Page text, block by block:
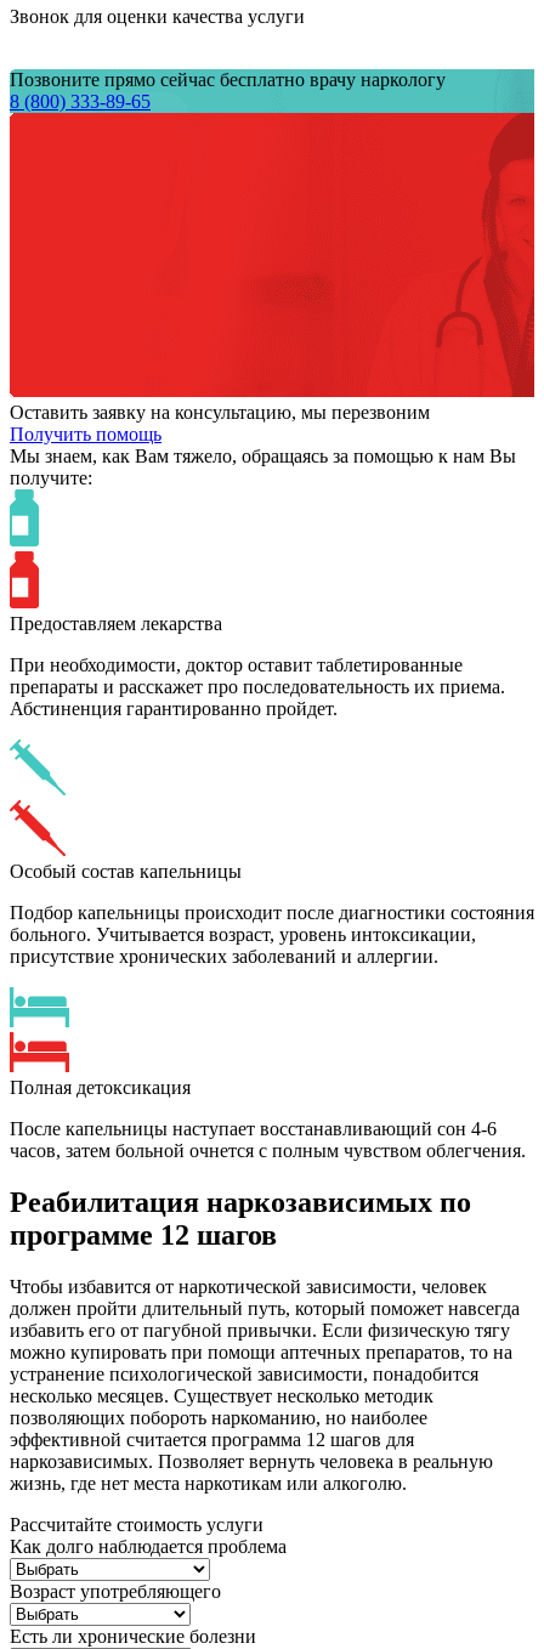
Звонок для оценки качества услуги
Позвоните прямо сейчас бесплатно врачу наркологу
8 (800) 333-89-65
Оставить заявку на консультацию, мы перезвоним
Получить помощь
Мы знаем, как Вам тяжело, обращаясь за помощью к нам Вы
получите:
Предоставляем лекарства
При необходимости, доктор оставит таблетированные
препараты и расскажет про последовательность их приема.
Абстиненция гарантированно пройдет.
Особый состав капельницы
Подбор капельницы происходит после диагностики состояния
больного. Учитывается возраст, уровень интоксикации,
присутствие хронических заболеваний и аллергии.
Полная детоксикация
После капельницы наступает восстанавливающий сон 4-6
часов, затем больной очнется с полным чувством облегчения.
Реабилитация наркозависимых по
программе 12 шагов
Чтобы избавится от наркотической зависимости, человек
должен пройти длительный путь, который поможет навсегда
избавить его от пагубной привычки. Если физическую тягу
можно купировать при помощи аптечных препаратов, то на
устранение психологической зависимости, понадобится
несколько месяцев. Существует несколько методик
позволяющих побороть наркоманию, но наиболее
эффективной считается программа 12 шагов для
наркозависимых. Позволяет вернуть человека в реальную
жизнь, где нет места наркотикам или алкоголю.
Рассчитайте стоимость услуги
Как долго наблюдается проблема
Возраст употребляющего
Есть ли хронические болезни